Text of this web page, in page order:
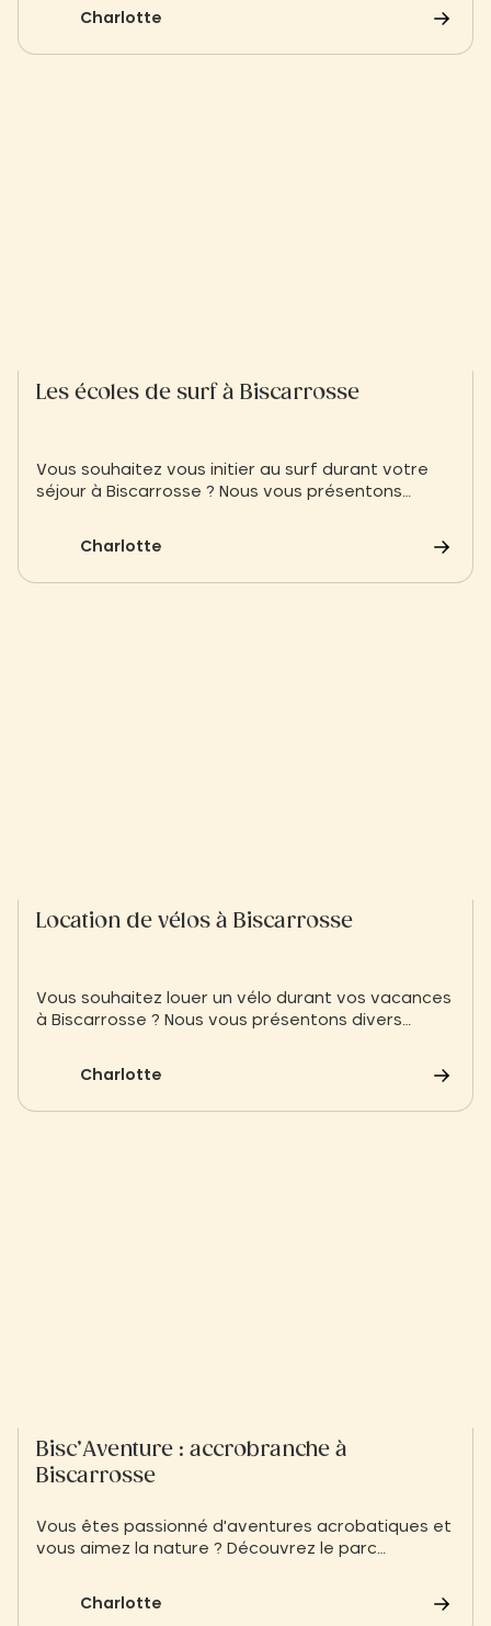
Charlotte
Les écoles de surf à Biscarrosse
Vous souhaitez vous initier au surf durant votre
séjour à Biscarrosse ? Nous vous présentons
Charlotte
Location de vélos à Biscarrosse
Vous souhaitez louer un vélo durant vos vacances
à Biscarrosse ? Nous vous présentons divers
trottinettes à Biscarrosse
Charlotte
Bisc’Aventure : accrobranche à
Biscarrosse
Vous êtes passionné d'aventures acrobatiques et
vous aimez la nature ? Découvrez le parc
Charlotte